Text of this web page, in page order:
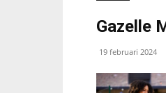
Gazelle
19 februari 2024